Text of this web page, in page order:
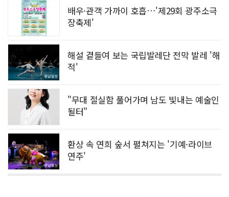
배우·관객 가까이 호흡…'제29회 광주소극
장축제'
해설 곁들여 보는 국립발레단 전막 발레 '해
적'
"무대 절실함 풀어가며 남도 빛내는 예술인
될터"
환상 속 연희 숲서 펼쳐지는 '기예·라이브
연주'